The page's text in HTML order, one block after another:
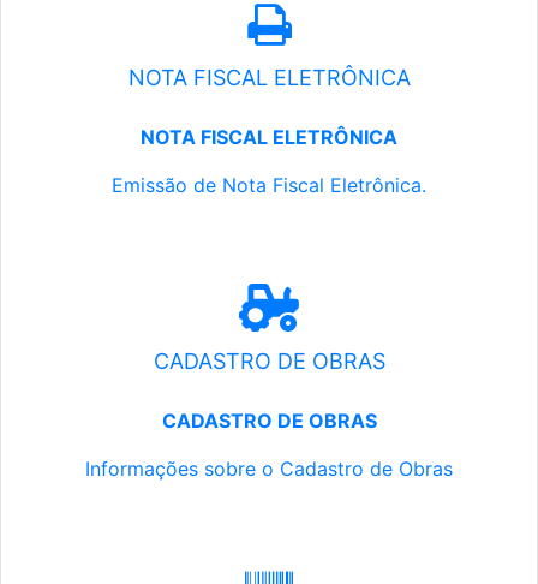
NOTA FISCAL ELETRÔNICA
NOTA FISCAL ELETRÔNICA
Emissão de Nota Fiscal Eletrônica.
CADASTRO DE OBRAS
CADASTRO DE OBRAS
Informações sobre o Cadastro de Obras